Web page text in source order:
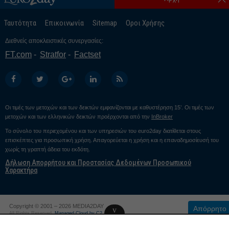
Ταυτότητα Επικοινωνία Sitemap Οροι Χρήσης
Διεθνείς αποκλειστικές συνεργασίες:
FT.com Stratfor Factset
Οι τιμές των μετοχών και των δεικτών εμφανίζονται με καθυστέρηση 15’. Οι τιμές των
μετοχών και των ελληνικών δεικτών προέρχονται από την InBroker
Το σύνολο του περιεχομένου και των υπηρεσιών του euro2day διατίθεται στους
επισκέπτες για προσωπική χρήση. Απαγορεύεται η χρήση και η επαναδημοσίευσή του
χωρίς τη γραπτή άδεια του εκδότη.
Δήλωση Απορρήτου και Προστασίας Δεδομένων Προσωπικού
Χαρακτήρα
Copyright © 2001 – 2026 MEDIA2DAY
All Rights Reserved.Managed Cloud by C2 v Απόρρητο